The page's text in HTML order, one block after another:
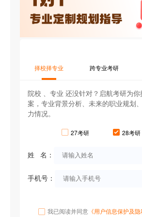
择校择专业 跨专业考研
院校 、专业 还没针对？启航考研为
案，专业背景分析、未来的职业规划
力情况。
27考研 28考研
姓 名：
手机号：
我已阅读并同意 《用户信息保护及隐